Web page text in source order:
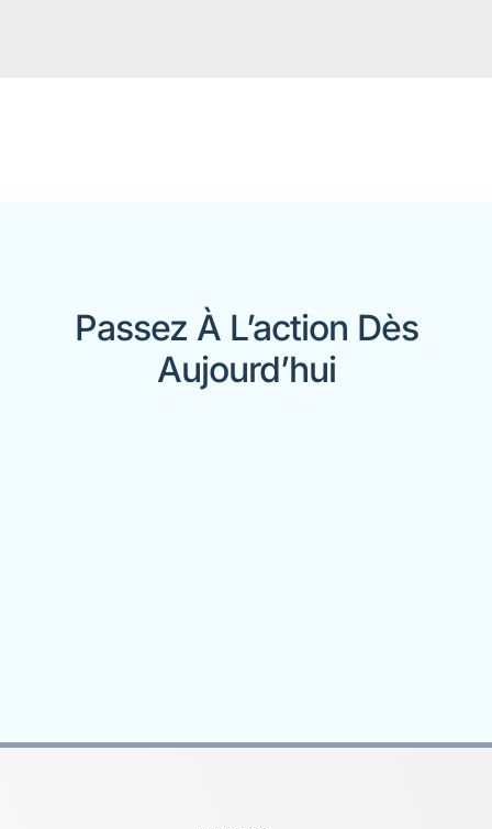
Passez À L’action Dès
Aujourd’hui